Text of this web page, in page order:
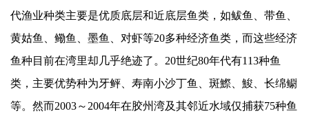
代渔业种类主要是优质底层和近底层鱼类，如鲅鱼、带鱼、
黄姑鱼、鳓鱼、墨鱼、对虾等20多种经济鱼类，而这些经济
鱼种目前在湾里却几乎绝迹了。 20世纪80年代有113种鱼
类，主要优势种为牙鲆、寿南小沙丁鱼、斑鰶、鮻、长绵鳚
等。然而2003～ 2004年在胶州湾及其邻近水域仅捕获75种鱼